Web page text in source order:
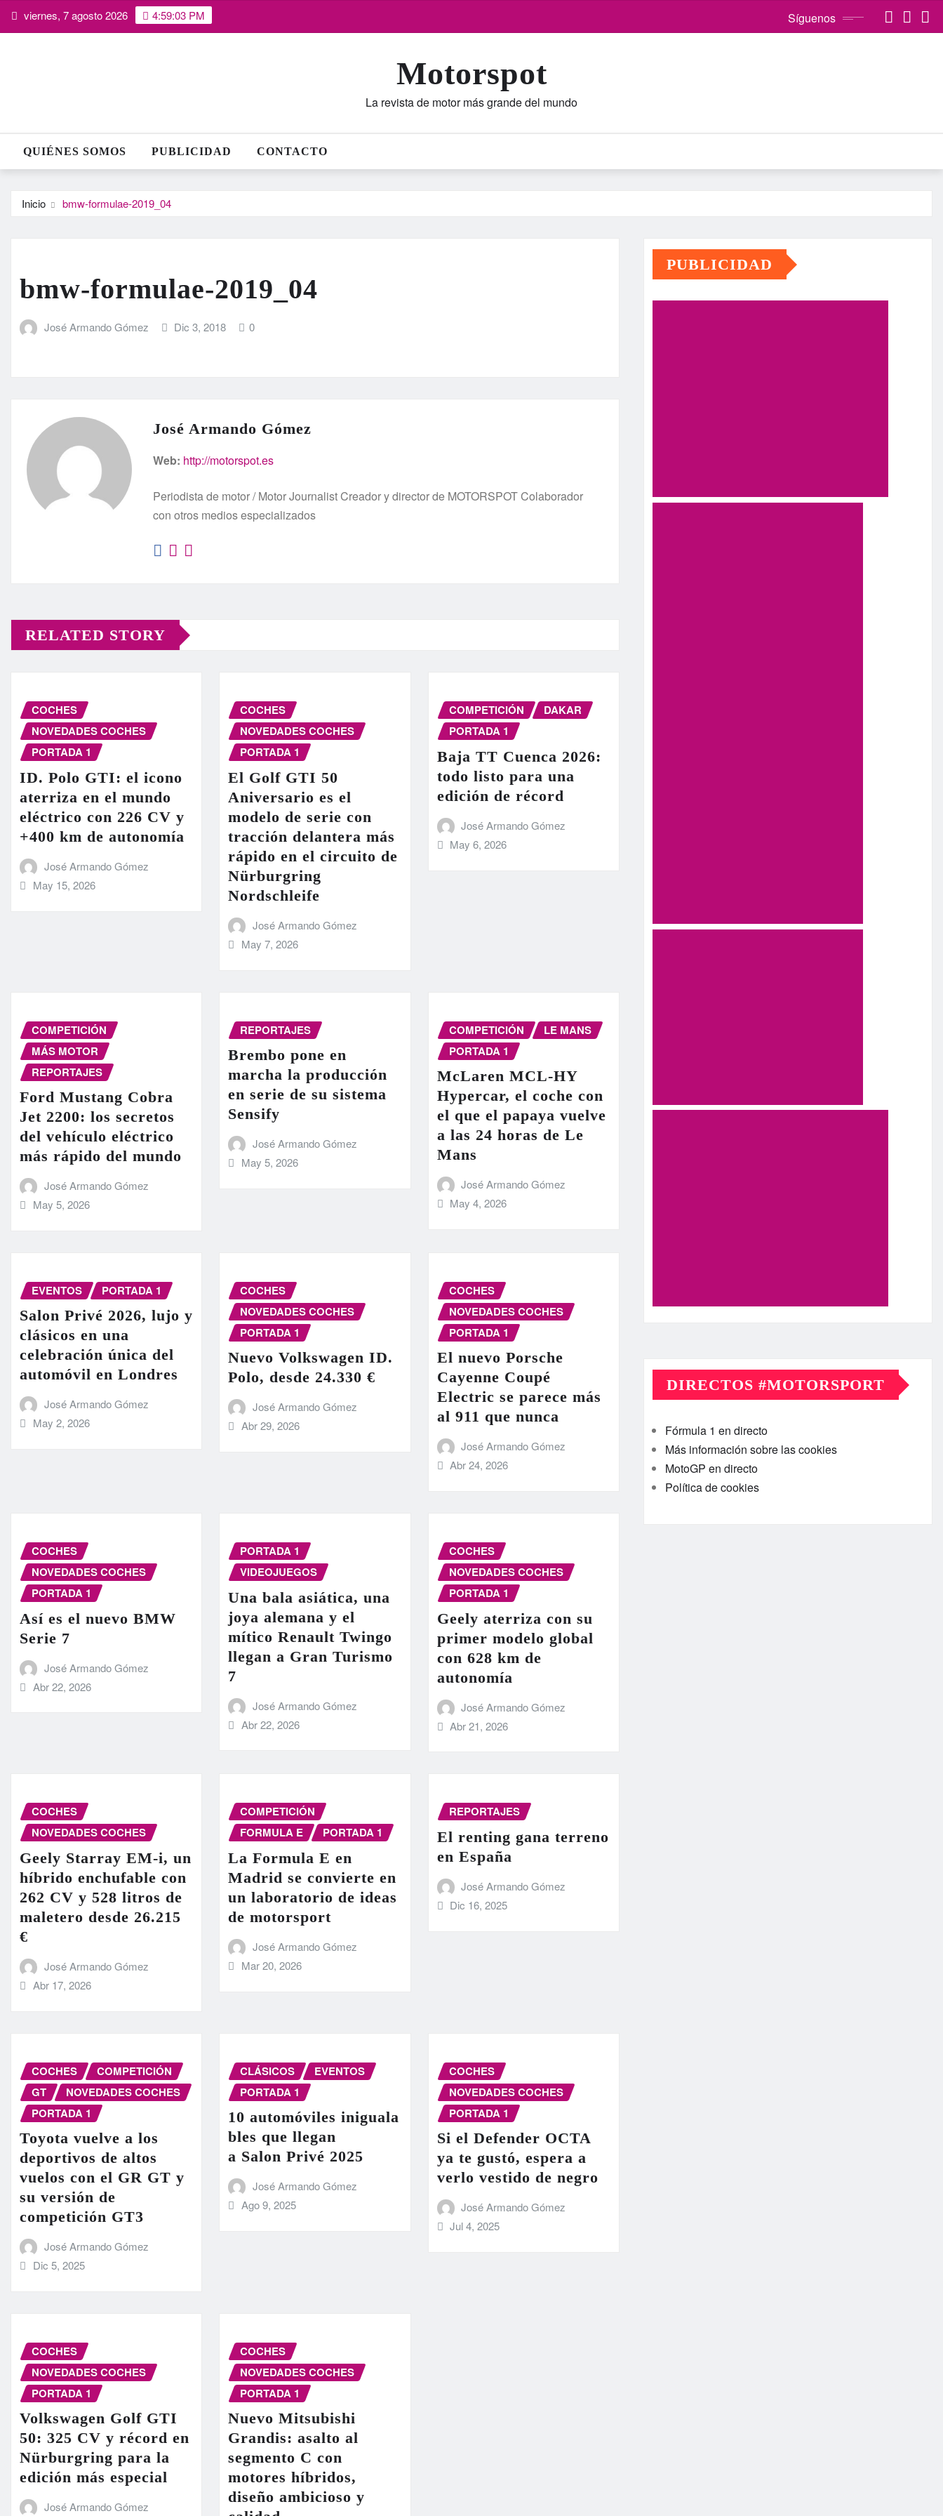
Saltar viernes, 7 agosto 2026 4:59:04 PM Síguenos
Motorspot
La revista de motor más grande del mundo
QUIÉNES SOMOS PUBLICIDAD CONTACTO
Inicio bmw-formulae-2019_04
bmw-formulae-2019_04
José Armando Gómez Dic 3, 2018 0
José Armando Gómez
Web: http://motorspot.es
Periodista de motor / Motor Journalist Creador y director de MOTORSPOT Colaborador
con otros medios especializados
RELATED STORY
COCHES
NOVEDADES COCHES
PORTADA 1
ID. Polo GTI: el icono
aterriza en el mundo
eléctrico con 226 CV y
+400 km de autonomía
José Armando Gómez
May 15, 2026
COCHES
NOVEDADES COCHES
PORTADA 1
El Golf GTI 50
Aniversario es el
modelo de serie con
tracción delantera más
rápido en el circuito de
Nürburgring
Nordschleife
José Armando Gómez
May 7, 2026
COMPETICIÓN
DAKAR
PORTADA 1
Baja TT Cuenca 2026:
todo listo para una
edición de récord
José Armando Gómez
May 6, 2026
COMPETICIÓN
MÁS MOTOR
REPORTAJES
Ford Mustang Cobra
Jet 2200: los secretos
del vehículo eléctrico
más rápido del mundo
José Armando Gómez
May 5, 2026
REPORTAJES
Brembo pone en
marcha la producción
en serie de su sistema
Sensify
José Armando Gómez
May 5, 2026
COMPETICIÓN
LE MANS
PORTADA 1
McLaren MCL-HY
Hypercar, el coche con
el que el papaya vuelve
a las 24 horas de Le
Mans
José Armando Gómez
May 4, 2026
EVENTOS PORTADA 1
Salon Privé 2026, lujo y
clásicos en una
celebración única del
automóvil en Londres
José Armando Gómez
May 2, 2026
COCHES
NOVEDADES COCHES
PORTADA 1
Nuevo Volkswagen ID.
Polo, desde 24.330 €
José Armando Gómez
Abr 29, 2026
COCHES
NOVEDADES COCHES
PORTADA 1
El nuevo Porsche
Cayenne Coupé
Electric se parece más
al 911 que nunca
José Armando Gómez
Abr 24, 2026
COCHES
NOVEDADES COCHES
PORTADA 1
Así es el nuevo BMW
Serie 7
José Armando Gómez
Abr 22, 2026
PORTADA 1
VIDEOJUEGOS
Una bala asiática, una
joya alemana y el
mítico Renault Twingo
llegan a Gran Turismo
7
José Armando Gómez
Abr 22, 2026
COCHES
NOVEDADES COCHES
PORTADA 1
Geely aterriza con su
primer modelo global
con 628 km de
autonomía
José Armando Gómez
Abr 21, 2026
COCHES
NOVEDADES COCHES
Geely Starray EM-i, un
híbrido enchufable con
262 CV y 528 litros de
maletero desde 26.215
€
José Armando Gómez
Abr 17, 2026
COMPETICIÓN
FORMULA E
PORTADA 1
La Formula E en
Madrid se convierte en
un laboratorio de ideas
de motorsport
José Armando Gómez
Mar 20, 2026
REPORTAJES
El renting gana terreno
en España
José Armando Gómez
Dic 16, 2025
COCHES
COMPETICIÓN
GT
NOVEDADES COCHES
PORTADA 1
Toyota vuelve a los
deportivos de altos
vuelos con el GR GT y
su versión de
competición GT3
José Armando Gómez
Dic 5, 2025
CLÁSICOS
EVENTOS
PORTADA 1
10 automóviles iniguala
bles que llegan
a Salon Privé 2025
José Armando Gómez
Ago 9, 2025
COCHES
NOVEDADES COCHES
PORTADA 1
Si el Defender OCTA
ya te gustó, espera a
verlo vestido de negro
José Armando Gómez
Jul 4, 2025
COCHES
NOVEDADES COCHES
PORTADA 1
Volkswagen Golf GTI
50: 325 CV y récord en
Nürburgring para la
edición más especial
José Armando Gómez
COCHES
NOVEDADES COCHES
PORTADA 1
Nuevo Mitsubishi
Grandis: asalto al
segmento C con
motores híbridos,
diseño ambicioso y
PUBLICIDAD
DIRECTOS #MOTORSPORT
Fórmula 1 en directo
Más información sobre las cookies
MotoGP en directo
Política de cookies